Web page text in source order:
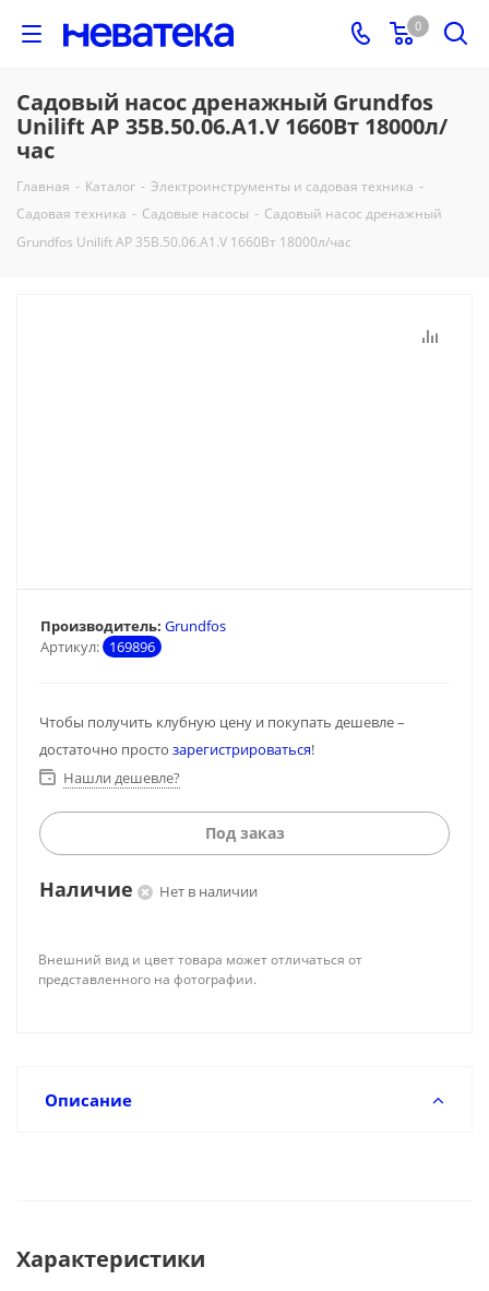
0
Садовый насос дренажный Grundfos
Unilift AP 35B.50.06.A1.V 1660Вт 18000л/
час
Главная - Каталог - Электроинструменты и садовая техника -
Садовая техника - Садовые насосы - Садовый насос дренажный
Grundfos Unilift AP 35B.50.06.A1.V 1660Вт 18000л/час
Артикул: 169896
Производитель: Grundfos
Чтобы получить клубную цену и покупать дешевле –
достаточно просто зарегистрироваться!
Нашли дешевле?
Под заказ
Наличие Нет в наличии
Внешний вид и цвет товара может отличаться от
представленного на фотографии.
Описание
Характеристики